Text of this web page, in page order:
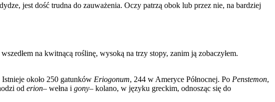
jest dość trudna do zauważenia. Oczy patrzą obok lub przez nie, na bardziej
na kwitnącą roślinę, wysoką na trzy stopy, zanim ją zobaczyłem.
około 250 gatunków Eriogonum, 244 w Ameryce Północnej. Po Penstemon,
od erion– wełna i gony– kolano, w języku greckim, odnosząc się do